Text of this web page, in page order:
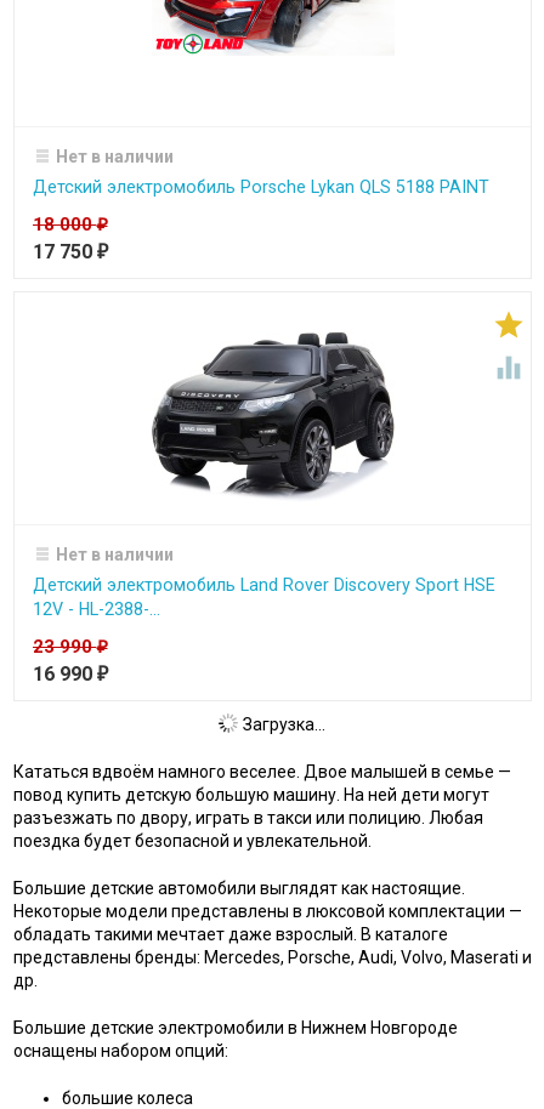
Нет в наличии
Детский электромобиль Porsche Lykan QLS 5188 PAINT
18 000₽
17 750 ₽


Нет в наличии
Детский электромобиль Land Rover Discovery Sport HSE
12V - HL-2388-...
23 990₽
16 990 ₽
Загрузка...
Кататься вдвоём намного веселее. Двое малышей в семье —
повод купить детскую большую машину. На ней дети могут
разъезжать по двору, играть в такси или полицию. Любая
поездка будет безопасной и увлекательной.
Большие детские автомобили выглядят как настоящие.
Некоторые модели представлены в люксовой комплектации —
обладать такими мечтает даже взрослый. В каталоге
представлены бренды: Mercedes, Porsche, Audi, Volvo, Maserati и
др.
Большие детские электромобили в Нижнем Новгороде
оснащены набором опций:
большие колеса